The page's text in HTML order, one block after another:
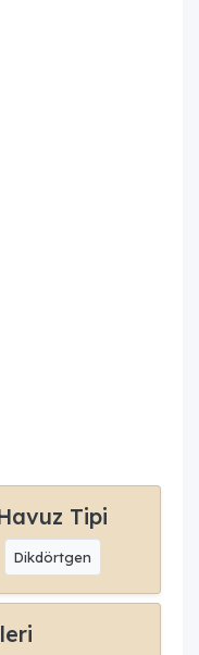
Tipi
Dikdörtgen